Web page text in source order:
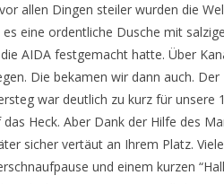
allen Dingen steiler wurden die
eine ordentliche Dusche mit
AIDA festgemacht hatte. Über
Die bekamen wir dann auch.
war deutlich zu kurz für unsere
Heck. Aber Dank der Hilfe des
sicher vertäut an Ihrem Platz.
und einem kurzen